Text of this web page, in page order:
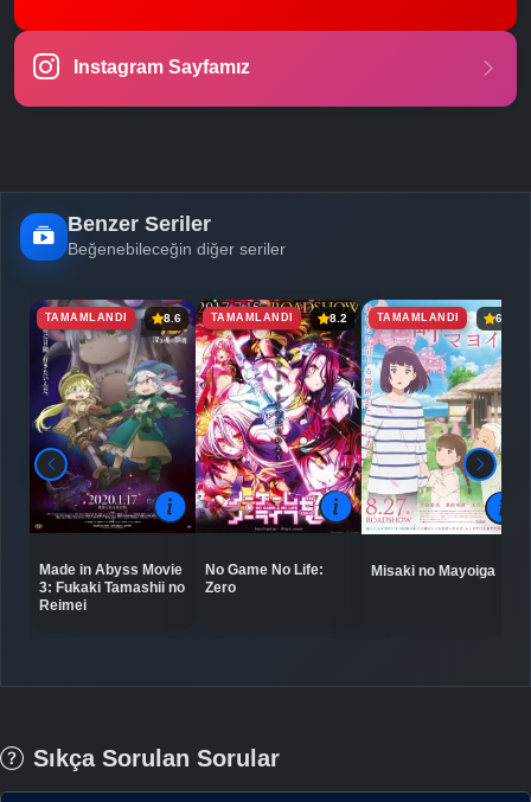
Instagram Sayfamız
Benzer Seriler
Beğenebileceğin diğer seriler
TAMAMLANDI 8.6
Made in Abyss Movie
3: Fukaki Tamashii no
Reimei
TAMAMLANDI 8.2
No Game No Life:
Zero
TAMAMLANDI 6.9
Misaki no Mayoiga
Sıkça Sorulan Sorular